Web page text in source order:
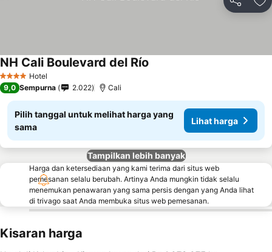
Bagikan
4 BintangHotel
NH Cali Boulevard del Río
9,0 Sempurna 2.022 Cali
Pilih tanggal untuk melihat harga yang
sama
Lihat harga
Tampilkan lebih banyak
Harga dan ketersediaan yang kami terima dari situs web
pemesanan selalu berubah. Artinya Anda mungkin tidak selalu
menemukan penawaran yang sama persis dengan yang Anda lihat
di trivago saat Anda membuka situs web pemesanan.
Kisaran harga